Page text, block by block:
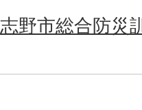
野市総合防災